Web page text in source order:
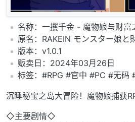
名称：一攫千金 - 魔物娘与财富
原名：RAKEIN モンスター娘と
️版本：v1.0.1
️贩卖日：2024年03月26日
标签：#RPG #官中 #PC #无码
沉睡秘宝之岛大冒险！魔物娘捕获
◇主要剧情◇